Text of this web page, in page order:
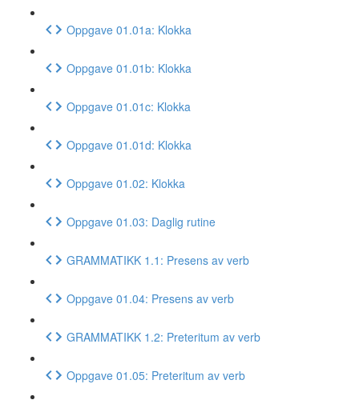
Oppgave 01.01a: Klokka
Oppgave 01.01b: Klokka
Oppgave 01.01c: Klokka
Oppgave 01.01d: Klokka
Oppgave 01.02: Klokka
Oppgave 01.03: Daglig rutine
GRAMMATIKK 1.1: Presens av verb
Oppgave 01.04: Presens av verb
GRAMMATIKK 1.2: Preteritum av verb
Oppgave 01.05: Preteritum av verb